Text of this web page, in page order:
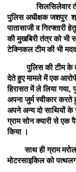
सिलसिलेवार तीन
पुलिस अधीक्षक जशपुर
पातासाजी व
की मुखबिरी तंत्र को भी
टेक्निकल टीम की भी
पुलिस की टीम के
देते हुए मामले में एक
हिरासत में ले लिया गया,
अपना जुर्म स्वीकार करते
अपने अन्य दो साथियों
ग्राम सोन क्यारी से एक
किया ।
साथ ही ग्राम
मोटरसाइकिल को